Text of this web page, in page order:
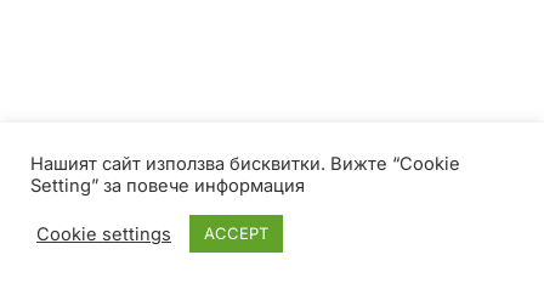
Нашият сайт използва бисквитки. Вижте “Cookie
Setting” за повече информация
Cookie settings ACCEPT